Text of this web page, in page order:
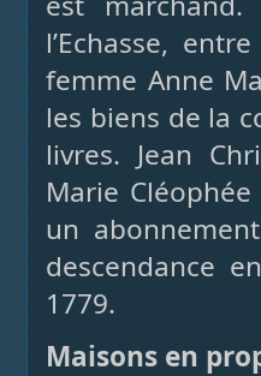
l’Echasse,
femme Anne
les biens de la
livres. Jean
Marie
un
descendance
1779.
Maisons en